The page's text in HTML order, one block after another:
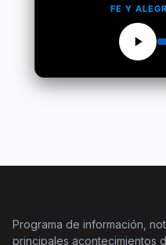
FE Y
Programa de información,
principales acontecimientos